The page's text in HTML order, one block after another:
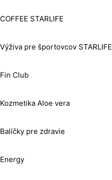
COFFEE STARLIFE
Výživa pre športovcov STARLIFE
Fin Club
Kozmetika Aloe vera
Balíčky pre zdravie
Energy